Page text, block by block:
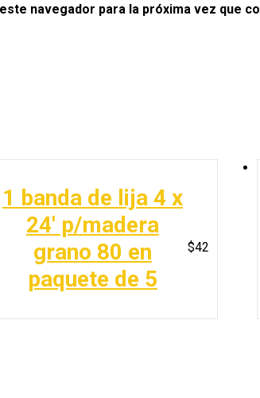
navegador para la próxima vez que
1 banda de lija 4 x
24′ p/madera
grano 80 en
paquete de 5
$42